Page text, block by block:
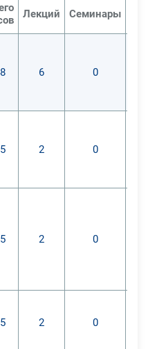
не только
но и налагает на
обязанность уметь
мероприятия в
с образовательными
Лекций Семинары
6 0
2 0
2 0
2 0